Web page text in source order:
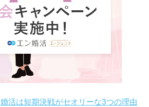
婚活は短期決戦がセオリーな3つの理由